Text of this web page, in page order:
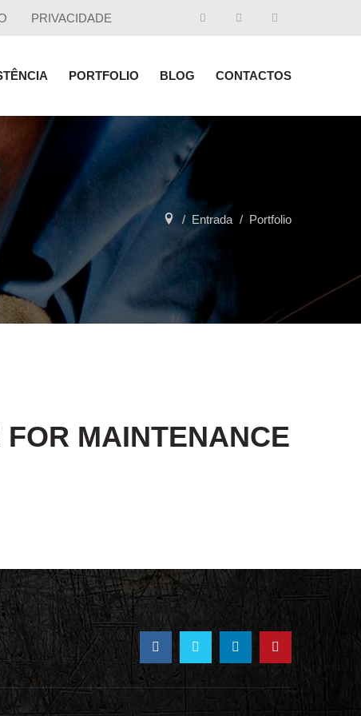
PRIVACIDADE
PORTFOLIO BLOG CONTACTOS
Entrada Portfolio
MAINTENANCE